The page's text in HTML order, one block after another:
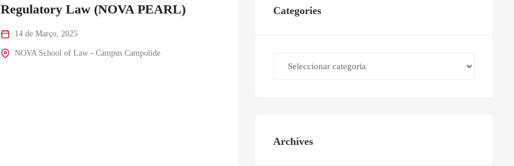
Regulatory Law (NOVA PEARL)
14 de Março, 2025
NOVA School of Law - Campus Campolide
Categories
Archives